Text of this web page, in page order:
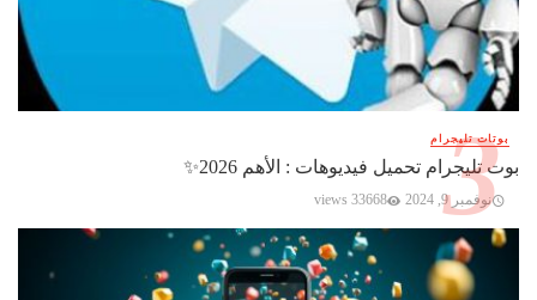
بوتات تليجرام
بوت تليجرام تحميل فيديوهات : الأهم 2026✨️
نوفمبر 9, 2024 33668 views